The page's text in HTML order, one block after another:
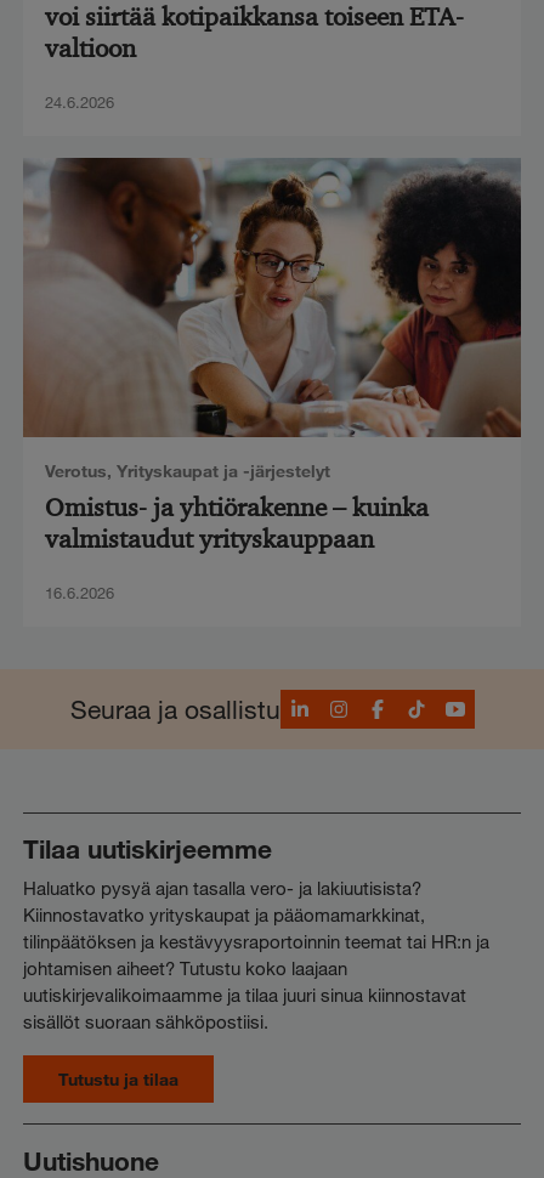
voi siirtää kotipaikkansa toiseen ETA-
valtioon
24.6.2026
Verotus, Yrityskaupat ja -järjestelyt
Omistus- ja yhtiörakenne – kuinka
valmistaudut yrityskauppaan
16.6.2026
Seuraa ja osallistuLinkedInInstagram
Facebook
TikTokYouTube
Tilaa uutiskirjeemme
Haluatko pysyä ajan tasalla vero- ja lakiuutisista?
Kiinnostavatko yrityskaupat ja pääomamarkkinat,
tilinpäätöksen ja kestävyysraportoinnin teemat tai HR:n ja
johtamisen aiheet? Tutustu koko laajaan
uutiskirjevalikoimaamme ja tilaa juuri sinua kiinnostavat
sisällöt suoraan sähköpostiisi.
Tutustu ja tilaa
Uutishuone